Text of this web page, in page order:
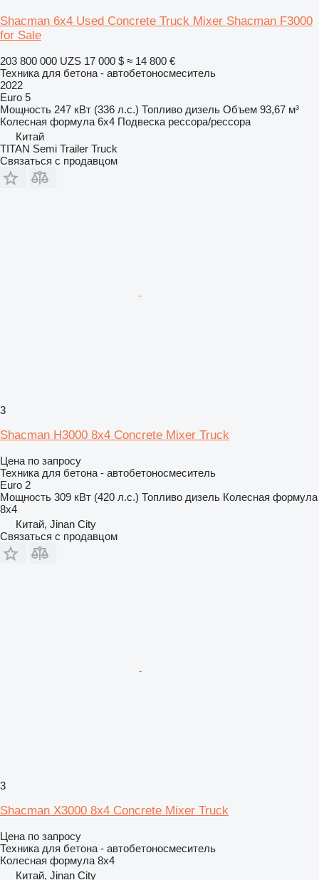
Shacman 6x4 Used Concrete Truck Mixer Shacman F3000
for Sale
203 800 000 UZS 17 000 $ ≈ 14 800 €
Техника для бетона - автобетоносмеситель
2022
Euro 5
Мощность 247 кВт (336 л.с.) Топливо дизель Объем 93,67 м³
Колесная формула 6x4 Подвеска рессора/рессора
Китай
TITAN Semi Trailer Truck
Связаться с продавцом
3
Shacman H3000 8x4 Concrete Mixer Truck
Цена по запросу
Техника для бетона - автобетоносмеситель
Euro 2
Мощность 309 кВт (420 л.с.) Топливо дизель Колесная формула
8x4
Китай, Jinan City
Связаться с продавцом
3
Shacman X3000 8x4 Concrete Mixer Truck
Цена по запросу
Техника для бетона - автобетоносмеситель
Колесная формула 8x4
Китай, Jinan City